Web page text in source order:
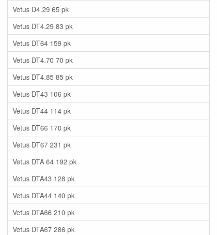
Vetus D4.29 65 pk
Vetus DT4.29 83 pk
Vetus DT64 159 pk
Vetus DT4.70 70 pk
Vetus DT4.85 85 pk
Vetus DT43 106 pk
Vetus DT44 114 pk
Vetus DT66 170 pk
Vetus DT67 231 pk
Vetus DTA 64 192 pk
Vetus DTA43 128 pk
Vetus DTA44 140 pk
Vetus DTA66 210 pk
Vetus DTA67 286 pk